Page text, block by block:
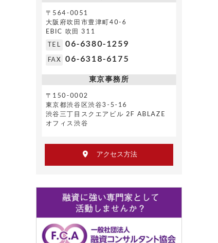
〒564-0051
大阪府吹田市豊津町40-6
EBIC 吹田 311
TEL 06-6380-1259
FAX 06-6318-6175
東京事務所
〒150-0002
東京都渋谷区渋谷3-5-16
渋谷三丁目スクエアビル 2F ABLAZE
オフィス渋谷
アクセス方法